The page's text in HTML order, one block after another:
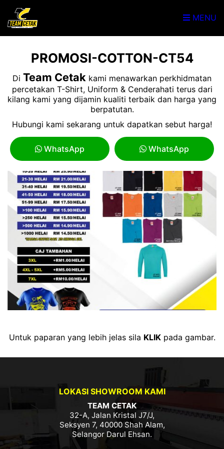
MENU
PROMOSI-COTTON-CT54
Di Team Cetak kami menawarkan perkhidmatan
percetakan T-Shirt, Uniform & Cenderahati terus dari
kilang kami yang dijamin kualiti terbaik dan harga yang
berpatutan.
Hubungi kami sekarang untuk dapatkan sebut harga!
WhatsApp WhatsApp
Untuk paparan yang lebih jelas sila KLIKpada gambar.
LOKASI SHOWROOM KAMI
TEAM CETAK
32-A, Jalan Kristal J7/J,
Seksyen 7, 40000 Shah Alam,
Selangor Darul Ehsan.